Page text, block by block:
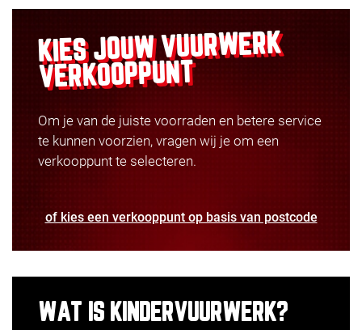
KIES JOUWVUURWERK
VERKOOPPUNT
Om je van de juiste voorraden en betere service
te kunnen voorzien, vragen wij je om een
verkooppunt te selecteren.
of kies een verkooppunt op basis van postcode
WAT IS KINDERVUURWERK?